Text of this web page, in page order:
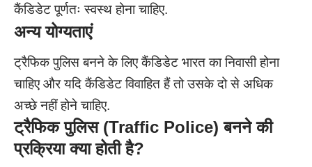
कैंडिडेट पूर्णतः स्वस्थ होना चाहिए.
अन्य योग्यताएं
ट्रैफिक पुलिस बनने के लिए कैंडिडेट भारत का निवासी होना
चाहिए और यदि कैंडिडेट विवाहित हैं तो उसके दो से अधिक
अच्छे नहीं होने चाहिए.
ट्रैफिक पुलिस (Traffic Police) बनने की
प्रक्रिया क्या होती है?